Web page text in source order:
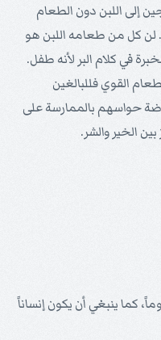
إلى اللبن دون الطعام
لن كل من طعامه اللبن هو
في كلام البر لأنه طفل.
القوي فللبالغين
حواسهم بالممارسة على
بين الخير والشر.
كما ينبغي أن يكون إنساناً